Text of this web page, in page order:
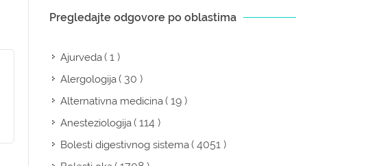
Pregledajte odgovore po oblastima
Ajurveda( 1 )
Alergologija( 30 )
Alternativna medicina( 19 )
Anesteziologija( 114 )
Bolesti digestivnog sistema( 4051 )